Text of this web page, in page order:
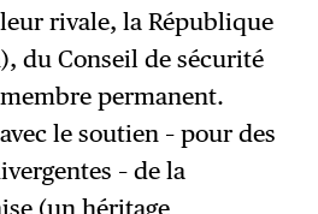
rivale, la République
du Conseil de sécurité
permanent.
le soutien – pour des
– de la
(un héritage